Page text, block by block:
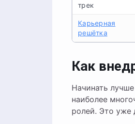
трек
Карьерная
решётка
Как
Начинать
наиболее
ролей. Это уже